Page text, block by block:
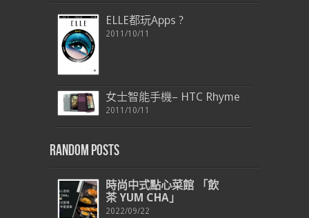
ELLE都玩Apps ?
2011/10/11
女士智能手機– HTC Rhyme
2011/10/11
Random Posts
時尚中式點心菜館
「飲
茶YUM CHA 」
2022/09/22